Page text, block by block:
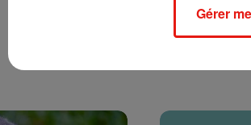
Gérer